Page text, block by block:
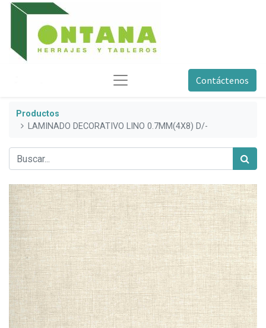
Contáctenos
Productos
LAMINADO DECORATIVO LINO 0.7MM(4X8) D/-